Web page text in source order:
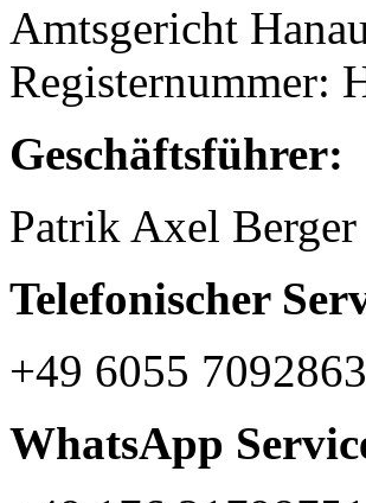
Amtsgericht
Registernummer:
Geschäftsführer:
Patrik Axel Berger
Telefonischer
+49 6055 7092863
WhatsApp